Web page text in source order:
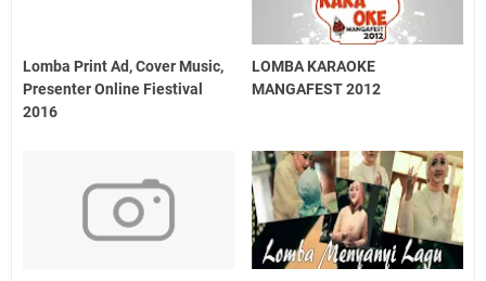
Lomba Print Ad, Cover Music,
Presenter Online Fiestival
2016
LOMBA KARAOKE
MANGAFEST 2012